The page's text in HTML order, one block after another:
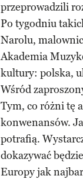
przeprowadzili
Po tygodniu
Narolu,
Akademia
kultury: polska,
Wśród
Tym, co różni tę
konwenansów.
potrafią.
dokazywać
Europy jak